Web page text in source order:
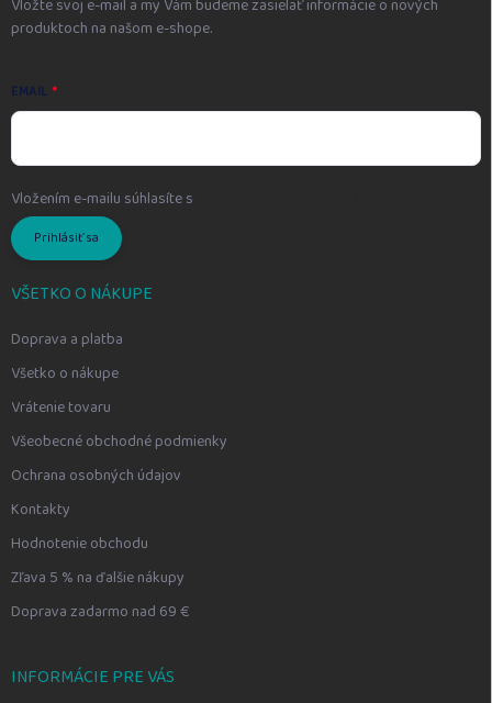
Vložte svoj e-mail a my Vám budeme zasielať informácie o nových
produktoch na našom e-shope.
EMAIL
Vložením e-mailu súhlasíte s
Prihlásiť sa
VŠETKO O NÁKUPE
Doprava a platba
Všetko o nákupe
Vrátenie tovaru
Všeobecné obchodné podmienky
Ochrana osobných údajov
Kontakty
Hodnotenie obchodu
Zľava 5 % na ďalšie nákupy
Doprava zadarmo nad 69 €
INFORMÁCIE PRE VÁS